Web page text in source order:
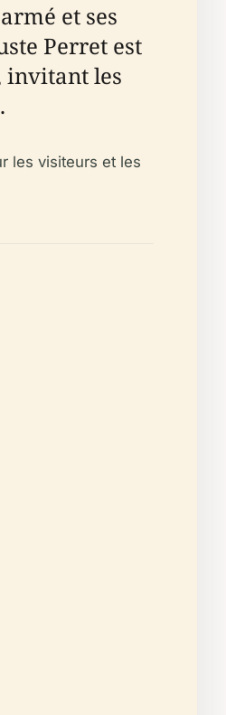
et ses
Perret est
invitant les
les visiteurs et les